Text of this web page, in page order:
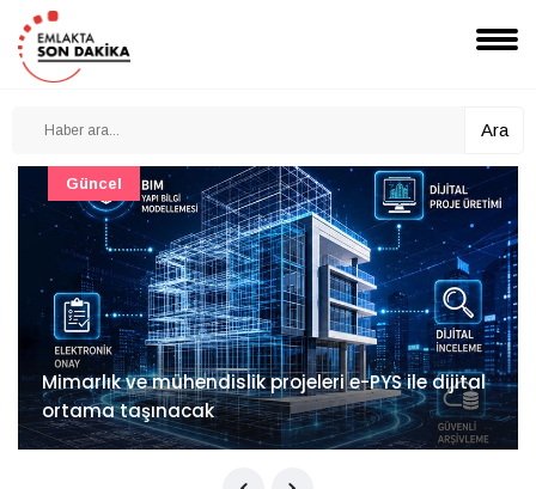
Ara
Mimarlık ve mühendislik projeleri e-PYS ile dijital
ortama taşınacak
Güncel